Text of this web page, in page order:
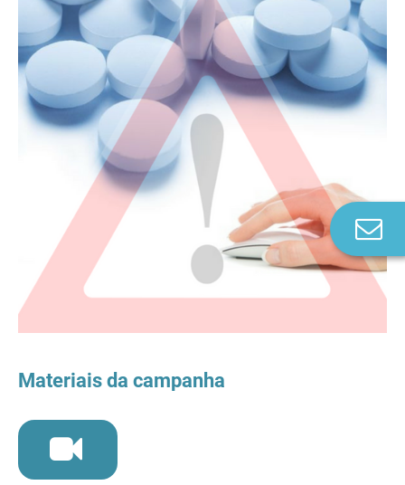
Materiais da campanha